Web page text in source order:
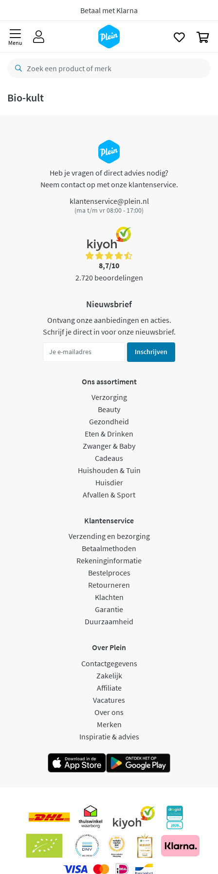
Betaal met Klarna
Menu
Bio-kult
Heb je vragen of direct advies nodig?
Neem contact op met onze klantenservice.
klantenservice@plein.nl
(ma t/m vr 08:00 - 17:00)
8,7/10
2.720 beoordelingen
Nieuwsbrief
Ontvang onze aanbiedingen en acties.
Schrijf je direct in voor onze nieuwsbrief.
Inschrijven
Ons assortiment
Verzorging
Beauty
Gezondheid
Eten & Drinken
Zwanger & Baby
Cadeaus
Huishouden & Tuin
Huisdier
Afvallen & Sport
Klantenservice
Verzending en bezorging
Betaalmethoden
Rekeninginformatie
Bestelproces
Retourneren
Klachten
Garantie
Duurzaamheid
Over Plein
Contactgegevens
Zakelijk
Affiliate
Vacatures
Over ons
Merken
Inspiratie & advies